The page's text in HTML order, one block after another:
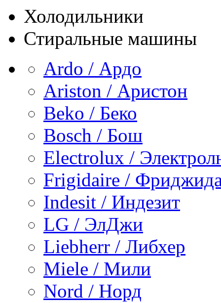
Холодильники
Стиральные машины
Ardo / Ардо
Ariston / Аристон
Beko / Беко
Bosch / Бош
Electrolux /
Frigidaire /
Indesit / Индезит
LG / ЭлДжи
Liebherr / Либхер
Miele / Мили
Nord / Норд